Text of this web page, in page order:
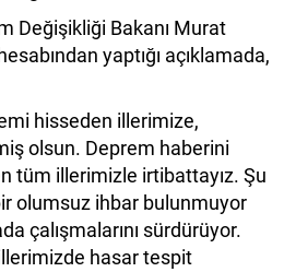
Değişikliği Bakanı Murat
yaptığı açıklamada,
hisseden illerimize,
olsun. Deprem haberini
tüm illerimizle irtibattayız. Şu
olumsuz ihbar bulunmuyor
çalışmalarını sürdürüyor.
hasar tespit